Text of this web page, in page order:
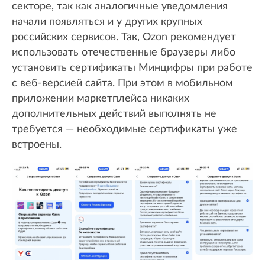
секторе, так как аналогичные уведомления
начали появляться и у других крупных
российских сервисов. Так, Ozon рекомендует
использовать отечественные браузеры либо
установить сертификаты Минцифры при работе
с веб-версией сайта. При этом в мобильном
приложении маркетплейса никаких
дополнительных действий выполнять не
требуется — необходимые сертификаты уже
встроены.